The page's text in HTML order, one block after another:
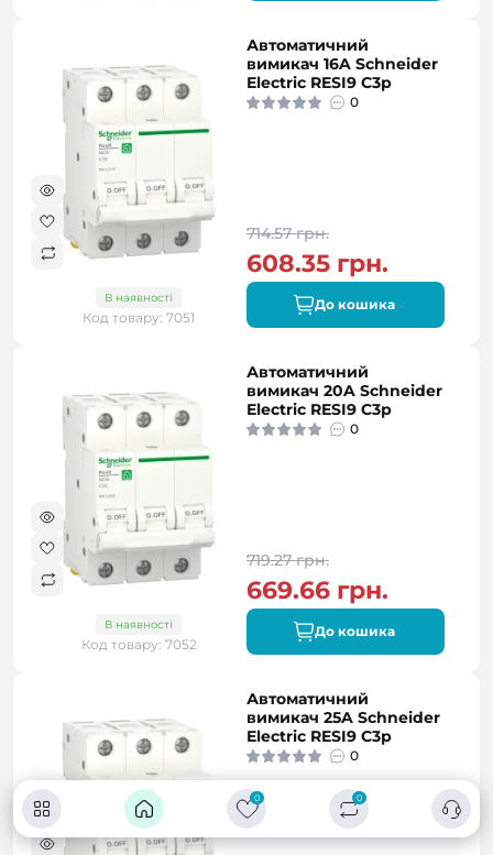
0 0
В наявності
Код товару: 7051
Автоматичний
вимикач 16A Schneider
Electric RESI9 C3р
0
714.57 грн.
608.35 грн.
До кошика
В наявності
Код товару: 7052
Автоматичний
вимикач 20A Schneider
Electric RESI9 C3р
0
719.27 грн.
669.66 грн.
До кошика
Автоматичний
вимикач 25A Schneider
Electric RESI9 C3р
0